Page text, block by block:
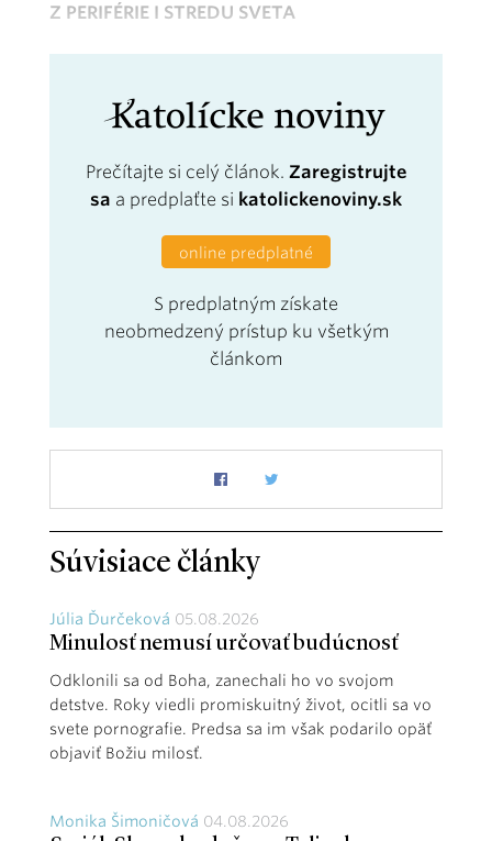
Z PERIFÉRIE I STREDU SVETA
Prečítajte si celý článok. Zaregistrujte
sa a predplaťte si katolickenoviny.sk
online predplatné
S predplatným získate
neobmedzený prístup ku všetkým
článkom
Súvisiace články
Júlia Ďurčeková 05.08.2026
Minulosť nemusí určovať budúcnosť
Odklonili sa od Boha, zanechali ho vo svojom
detstve. Roky viedli promiskuitný život, ocitli sa vo
svete pornografie. Predsa sa im však podarilo opäť
objaviť Božiu milosť.
Monika Šimoničová 04.08.2026